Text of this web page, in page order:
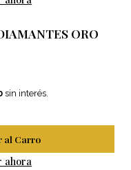
ORO
sin interés.
al Carro
ahora